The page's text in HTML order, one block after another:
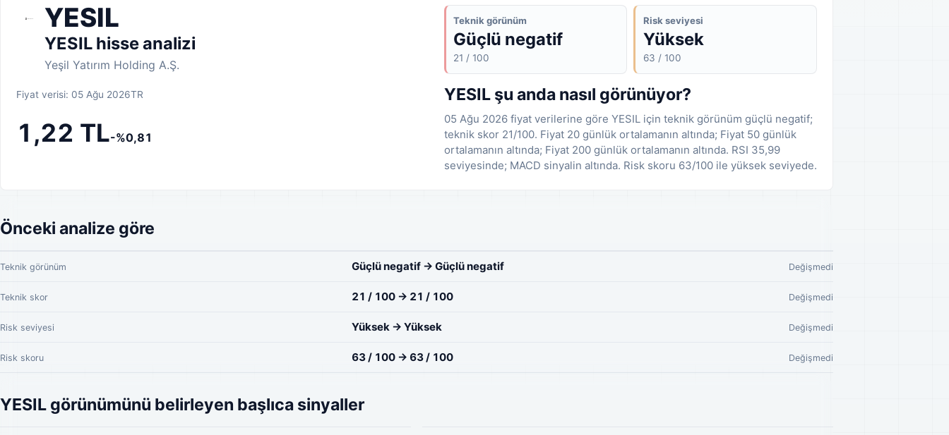
YESIL
YESIL hisse analizi
Yeşil Yatırım Holding A.Ş.
Fiyat verisi: 05 Ağu 2026TR
1,22 TL-%0,81
Teknik görünüm
Güçlü negatif
21 / 100
Risk seviyesi
Yüksek
63 / 100
YESIL şu anda nasıl görünüyor?
05 Ağu 2026 fiyat verilerine göre YESIL için teknik görünüm güçlü negatif;
teknik skor 21/100. Fiyat 20 günlük ortalamanın altında; Fiyat 50 günlük
ortalamanın altında; Fiyat 200 günlük ortalamanın altında. RSI 35,99
seviyesinde; MACD sinyalin altında. Risk skoru 63/100 ile yüksek seviyede.
Önceki analize göre
Teknik görünüm Güçlü negatif → Güçlü negatif Değişmedi
Teknik skor 21 / 100 → 21 / 100 Değişmedi
Risk seviyesi Yüksek → Yüksek Değişmedi
Risk skoru 63 / 100 → 63 / 100 Değişmedi
YESIL görünümünü belirleyen başlıca sinyaller